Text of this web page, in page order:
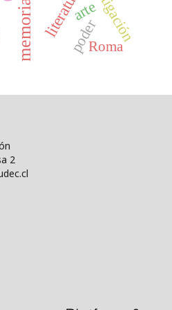
memoria arte
poderRoma
2